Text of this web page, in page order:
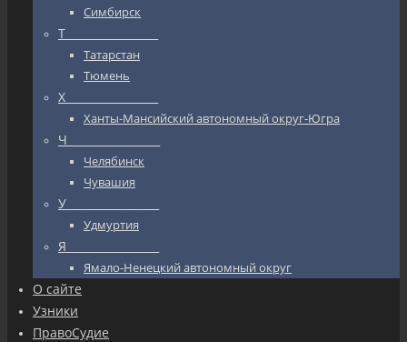
Симбирск
Т_________________
Татарстан
Тюмень
Х_________________
Ханты-Мансийский автономный округ-Югра
Ч_________________
Челябинск
Чувашия
У_________________
Удмуртия
Я_________________
Ямало-Ненецкий автономный округ
О сайте
Узники
ПравоСудие